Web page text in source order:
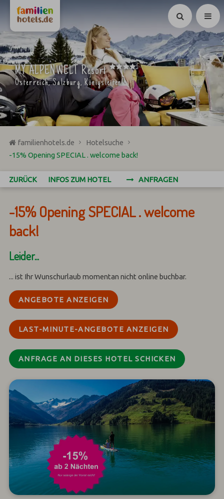
Suchen
MY ALPENWELT Resort ****
S
Österreich, Salzburg, Königsleiten
familienhotels.de
Hotelsuche
-15% Opening SPECIAL . welcome back!
ZURÜCK INFOS ZUM HOTEL ANFRAGEN
-15% Opening SPECIAL . welcome
back!
Leider...
... ist Ihr Wunschurlaub momentan nicht online buchbar.
ANGEBOTE ANZEIGEN
LAST-MINUTE-ANGEBOTE ANZEIGEN
ANFRAGE AN DIESES HOTEL SCHICKEN